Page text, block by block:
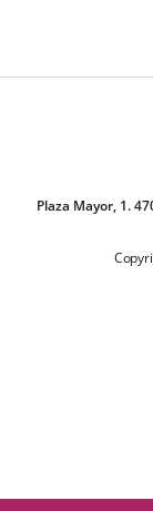
Plaza Mayor, 1.